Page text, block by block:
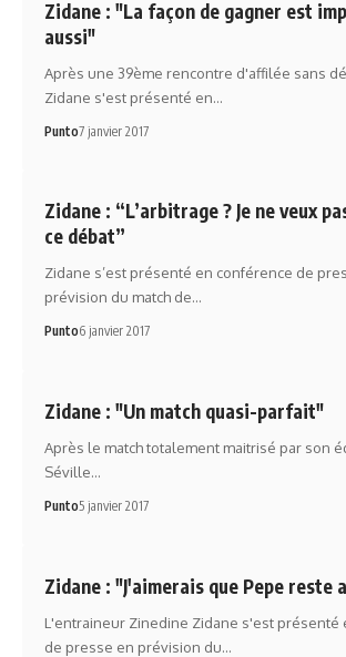
Zidane : "La façon de gagner est
aussi"
Après une 39ème rencontre d'affilée sans
Zidane s'est présenté en…
Punto7 janvier 2017
Zidane : “L’arbitrage ? Je ne veux
ce débat”
Zidane s’est présenté en conférence de
prévision du match de…
Punto6 janvier 2017
Zidane : "Un match quasi-parfait"
Après le match totalement maitrisé par son
Séville…
Punto5 janvier 2017
Zidane : "J'aimerais que Pepe reste
L'entraineur Zinedine Zidane s'est présenté
de presse en prévision du…